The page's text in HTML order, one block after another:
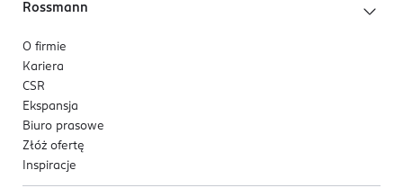
Rossmann
O firmie
Kariera
CSR
Ekspansja
Biuro prasowe
Złóż ofertę
Inspiracje